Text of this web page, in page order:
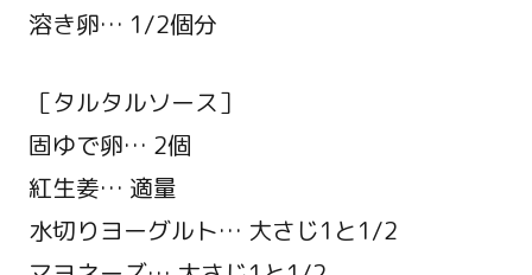
溶き卵… 1/2個分
［タルタルソース］
固ゆで卵… 2個
紅生姜… 適量
水切りヨーグルト… 大さじ1と1/2